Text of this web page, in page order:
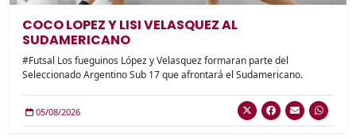
COCO LOPEZ Y LISI VELASQUEZ AL
SUDAMERICANO
#Futsal Los fueguinos López y Velasquez formaran parte del
Seleccionado Argentino Sub 17 que afrontará el Sudamericano.
05/08/2026